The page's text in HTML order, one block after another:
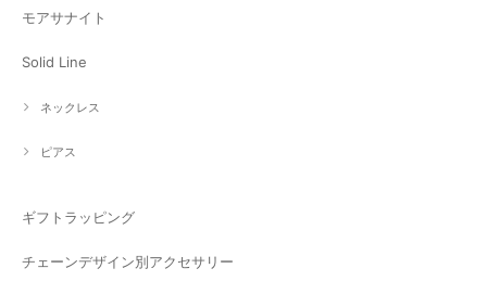
モアサナイト
Solid Line
ネックレス
ピアス
ギフトラッピング
チェーンデザイン別アクセサリー